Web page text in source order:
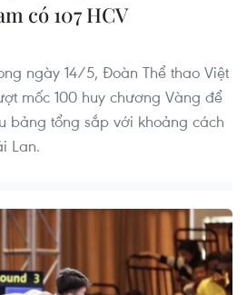
có 107 HCV
ngày 14/5, Đoàn Thể thao Việt
mốc 100 huy chương Vàng để
bảng tổng sắp với khoảng cách
Lan.